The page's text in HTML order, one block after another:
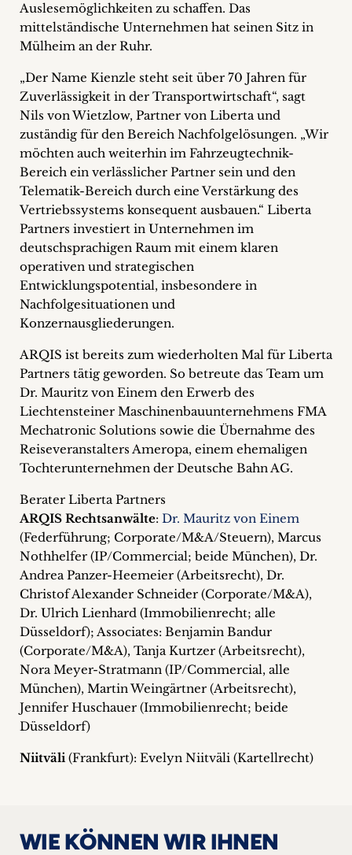
Team
Presseanfragen
Kontakt
Auslesemöglichkeiten zu schaffen. Das
mittelständische Unternehmen hat seinen Sitz in
Mülheim an der Ruhr.
„Der Name Kienzle steht seit über 70 Jahren für
Zuverlässigkeit in der Transportwirtschaft“, sagt
Nils von Wietzlow, Partner von Liberta und
zuständig für den Bereich Nachfolgelösungen. „Wir
möchten auch weiterhin im Fahrzeugtechnik-
Bereich ein verlässlicher Partner sein und den
Telematik-Bereich durch eine Verstärkung des
Vertriebssystems konsequent ausbauen.“ Liberta
Partners investiert in Unternehmen im
deutschsprachigen Raum mit einem klaren
operativen und strategischen
Entwicklungspotential, insbesondere in
Nachfolgesituationen und
Konzernausgliederungen.
ARQIS ist bereits zum wiederholten Mal für Liberta
Partners tätig geworden. So betreute das Team um
Dr. Mauritz von Einem den Erwerb des
Liechtensteiner Maschinenbauunternehmens FMA
Mechatronic Solutions sowie die Übernahme des
Reiseveranstalters Ameropa, einem ehemaligen
Tochterunternehmen der Deutsche Bahn AG.
Berater Liberta Partners
ARQIS Rechtsanwälte: Dr. Mauritz von Einem
(Federführung; Corporate/M&A/Steuern), Marcus
Nothhelfer (IP/Commercial; beide München), Dr.
Andrea Panzer-Heemeier (Arbeitsrecht), Dr.
Christof Alexander Schneider (Corporate/M&A),
Dr. Ulrich Lienhard (Immobilienrecht; alle
Düsseldorf); Associates: Benjamin Bandur
(Corporate/M&A), Tanja Kurtzer (Arbeitsrecht),
Nora Meyer-Stratmann (IP/Commercial, alle
München), Martin Weingärtner (Arbeitsrecht),
Jennifer Huschauer (Immobilienrecht; beide
Düsseldorf)
Niitväli(Frankfurt): Evelyn Niitväli (Kartellrecht)
WIE KÖNNEN WIR IHNEN